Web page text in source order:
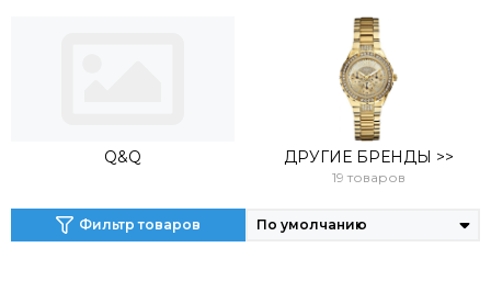
Q&Q ДРУГИЕ БРЕНДЫ >>
19 товаров
Фильтр товаров